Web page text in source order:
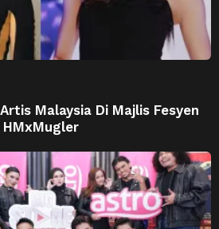
Malaysia Di Majlis Fesyen
HMxMugler